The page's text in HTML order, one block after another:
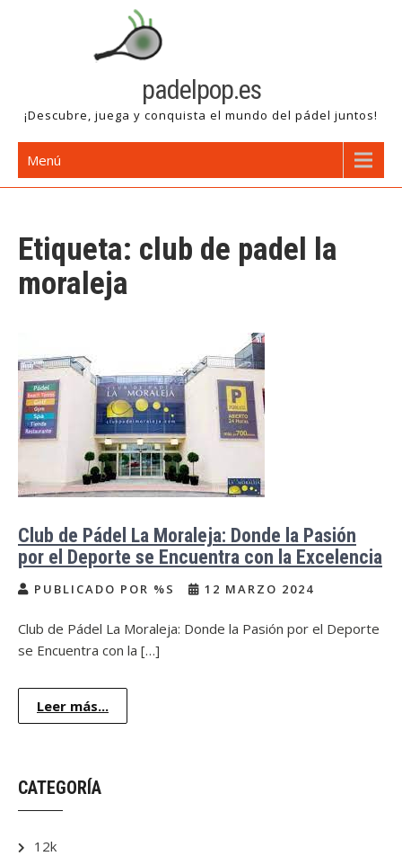
padelpop.es
¡Descubre, juega y conquista el mundo del pádel juntos!
Menú
Etiqueta: club de padel la
moraleja
Club de Pádel La Moraleja: Donde la Pasión
por el Deporte se Encuentra con la Excelencia
PUBLICADO POR %S 12 MARZO 2024
Club de Pádel La Moraleja: Donde la Pasión por el Deporte
se Encuentra con la […]
Leer más...
CATEGORÍA
12k